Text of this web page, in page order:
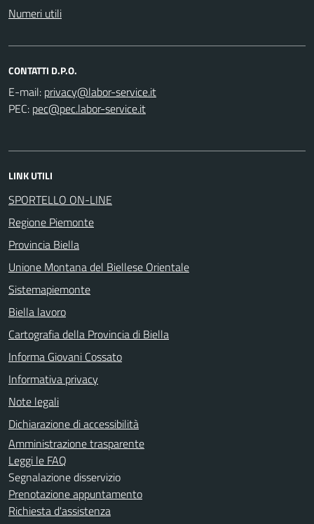
Numeri utili
CONTATTI D.P.O.
E-mail:
PEC:
LINK UTILI
SPORTELLO ON-LINE
Regione Piemonte
Provincia Biella
Unione Montana del Biellese Orientale
Sistemapiemonte
Biella lavoro
Cartografia della Provincia di Biella
Informa Giovani Cossato
Informativa privacy
Note legali
Dichiarazione di accessibilità
Amministrazione trasparente
Leggi le FAQ
Segnalazione disservizio
Prenotazione appuntamento
Richiesta d'assistenza